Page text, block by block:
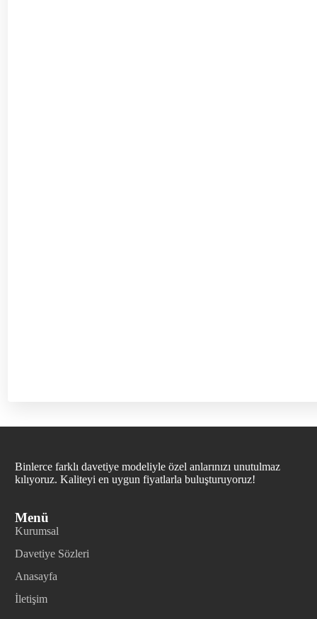
Binlerce farklı davetiye modeliyle özel anlarınızı unutulmaz
kılıyoruz. Kaliteyi en uygun fiyatlarla buluşturuyoruz!
Menü
Kurumsal
Davetiye Sözleri
Anasayfa
İletişim